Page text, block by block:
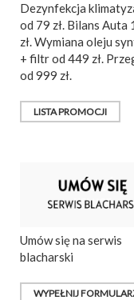
Dezynfekcja
od 79 zł. Bilans Auta
zł. Wymiana oleju
+ filtr od 449 zł.
od 999 zł.
LISTA PROMOCJI
Umów się na serwis
blacharski
WYPEŁNIJ